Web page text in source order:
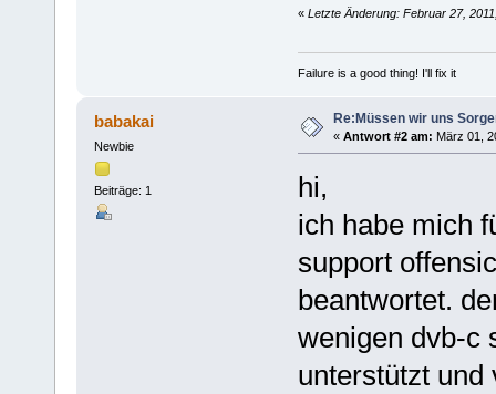
« Letzte Änderung: Februar 27,
Failure is a good thing! I'll fix it
babakai
Newbie
Beiträge: 1
Re:Müssen wir uns
« Antwort #2 am: März 01,
hi,
ich habe mich
support
beantwortet.
wenigen dvb-c
unterstützt